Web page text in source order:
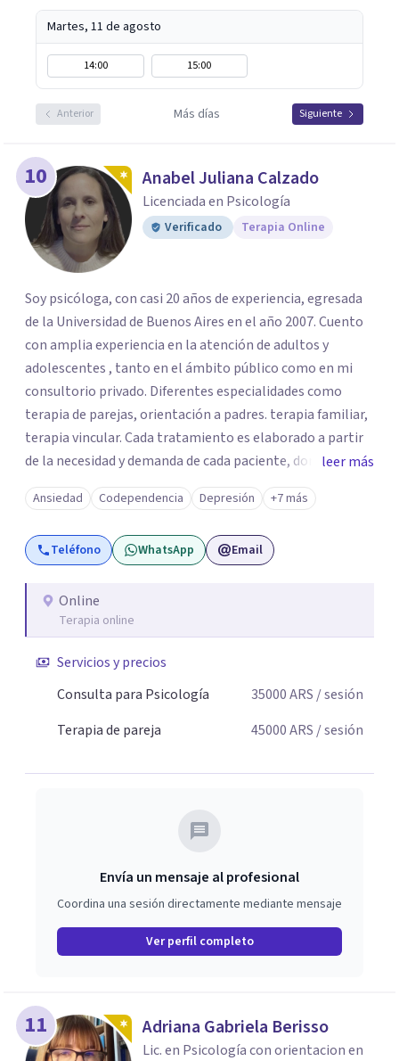
Martes, 11 de agosto
14:00 15:00
Anterior Más días Siguiente
10 Anabel Juliana Calzado
Licenciada en Psicología
Verificado Terapia Online
Soy psicóloga, con casi 20 años de experiencia, egresada
de la Universidad de Buenos Aires en el año 2007. Cuento
con amplia experiencia en la atención de adultos y
adolescentes , tanto en el ámbito público como en mi
consultorio privado. Diferentes especialidades como
terapia de parejas, orientación a padres. terapia familiar,
terapia vincular. Cada tratamiento es elaborado a partir
de la necesidad y demanda de cada paciente, donde
ambos vamos ejercer un papel activo en la orientación de
la terapia. Para ello utilizo recursos técnicos amplios y
flexibles, adaptados al momento y problemática de cada
persona.
leer más
Ansiedad Codependencia Depresión +7 más
Teléfono WhatsApp Email
Online
Terapia online
Servicios y precios
Consulta para Psicología
35000ARS / sesión
Terapia de pareja
45000ARS / sesión
Envía un mensaje al profesional
Coordina una sesión directamente mediante mensaje
Ver perfil completo
11 Adriana Gabriela Berisso
Lic. en Psicología con orientacion en